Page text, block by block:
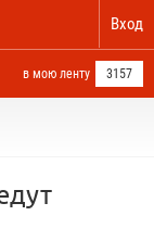
Вход
в мою ленту 3157